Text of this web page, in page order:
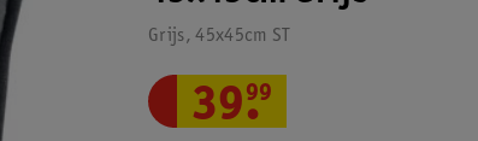
Grijs, 45x45cm ST
39.
99